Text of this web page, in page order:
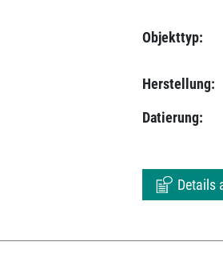
Objekttyp:
Herstellung:
Datierung:
Details